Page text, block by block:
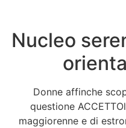
Nucleo
Donne affinche
questione
maggiorenne e di